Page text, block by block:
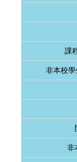
課
非本校
非